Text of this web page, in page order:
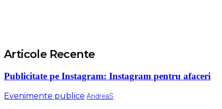
Articole Recente
Publicitate pe Instagram: Instagram pentru afaceri
Evenimente publice AndreaS